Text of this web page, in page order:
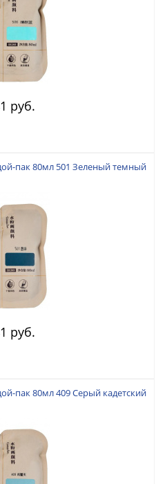
руб.
пак 80мл 501 Зеленый темный
руб.
пак 80мл 409 Серый кадетский